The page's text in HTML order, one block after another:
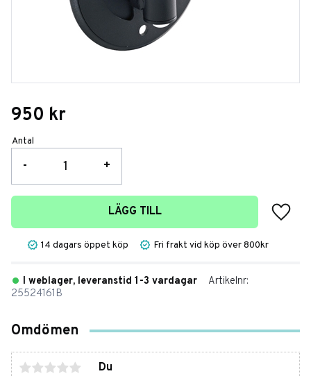
950 kr
Antal
+
-
LÄGG TILL
Lägg
14 dagars öppet köp Fri frakt vid köp över 800kr
I weblager, leveranstid 1-3 vardagar
Artikelnr
25524161B
Omdömen
Du